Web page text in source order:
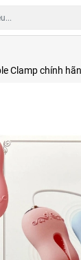
Clamp chính